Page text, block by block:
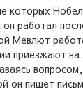
которых
работал
Мевлют
приезжают на
он пишет